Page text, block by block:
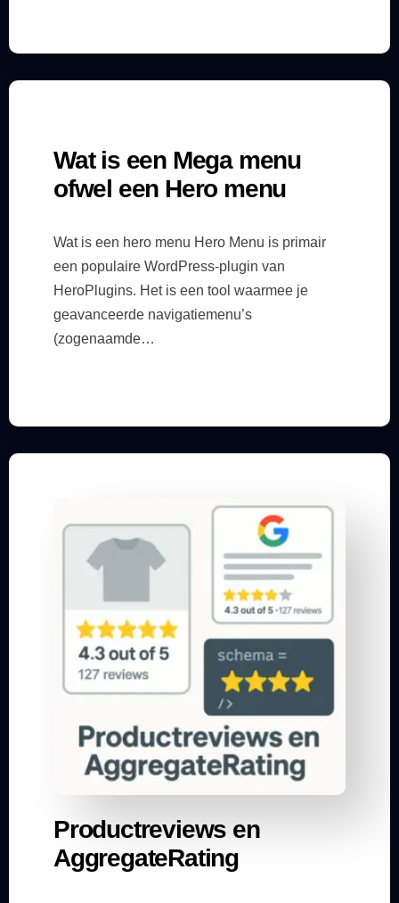
Wat is een Mega menu
ofwel een Hero menu
Wat is een hero menu Hero Menu is primair
een populaire WordPress-plugin van
HeroPlugins. Het is een tool waarmee je
geavanceerde navigatiemenu’s
(zogenaamde…
Productreviews en
AggregateRating